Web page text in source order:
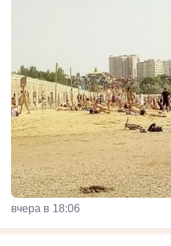
вчера в 18:06